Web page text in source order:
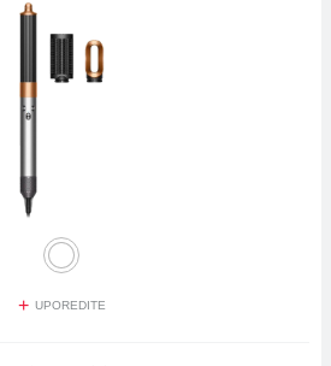
+ UPOREDITE